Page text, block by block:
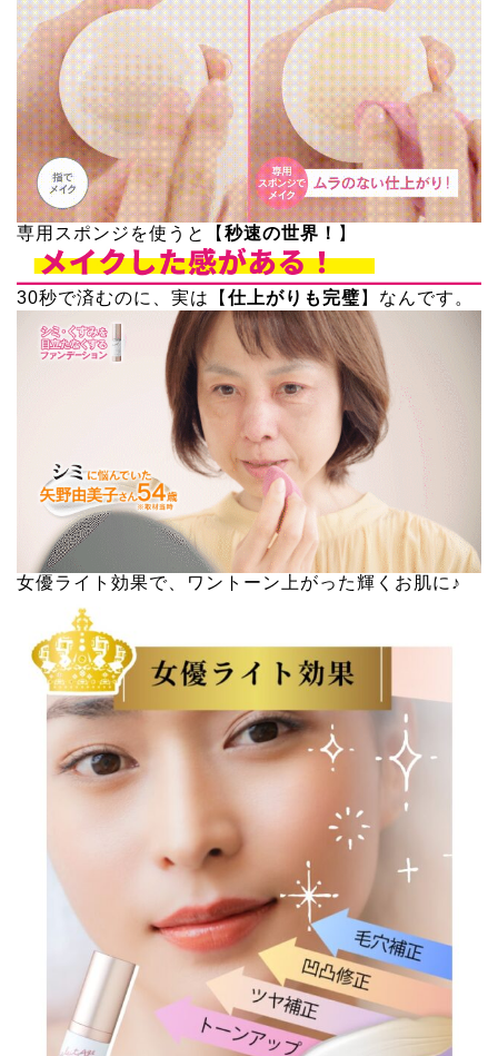
専用スポンジを使うと【 秒速の世界！ 】
30秒で済むのに、実は【 仕上がりも完璧 】なんです。
女優ライト効果で、ワントーン上がった輝くお肌に♪